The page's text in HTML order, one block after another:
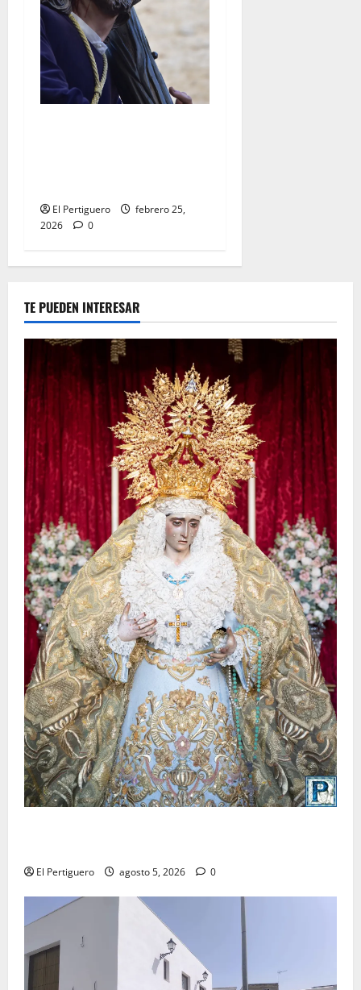
El Pertiguero
febrero 25,
2026
0
TE PUEDEN INTERESAR
El Pertiguero agosto 5, 2026 0